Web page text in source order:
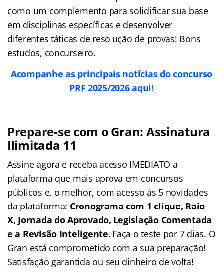
como um complemento para solidificar sua base
em disciplinas específicas e desenvolver
diferentes táticas de resolução de provas! Bons
estudos, concurseiro.
Acompanhe as principais notícias do concurso
PRF 2025/2026 aqui!
Prepare-se com o Gran: Assinatura
Ilimitada 11
Assine agora e receba acesso IMEDIATO a
plataforma que mais aprova em concursos
públicos e, o melhor, com acesso às 5 novidades
da plataforma: Cronograma com 1 clique, Raio-
X, Jornada do Aprovado, Legislação Comentada
e a Revisão Inteligente. Faça o teste por 7 dias. O
Gran está comprometido com a sua preparação!
Satisfação garantida ou seu dinheiro de volta!